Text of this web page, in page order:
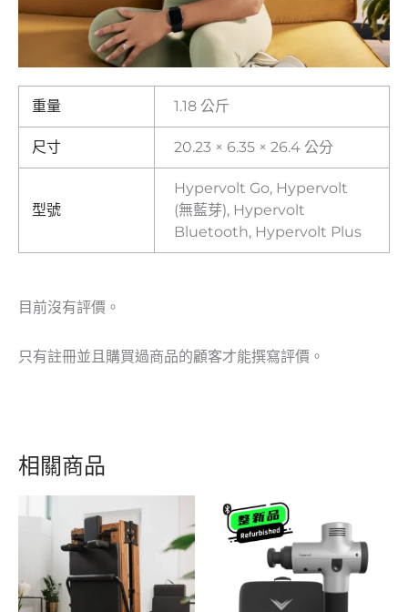
重量 1.18 公斤
尺寸 20.23 × 6.35 × 26.4 公分
型號
Hypervolt Go, Hypervolt
(無藍芽), Hypervolt
Bluetooth, Hypervolt Plus
目前沒有評價。
只有註冊並且購買過商品的顧客才能撰寫評價。
相關商品
範
圍：
NT$98,000
到
NT$107,500